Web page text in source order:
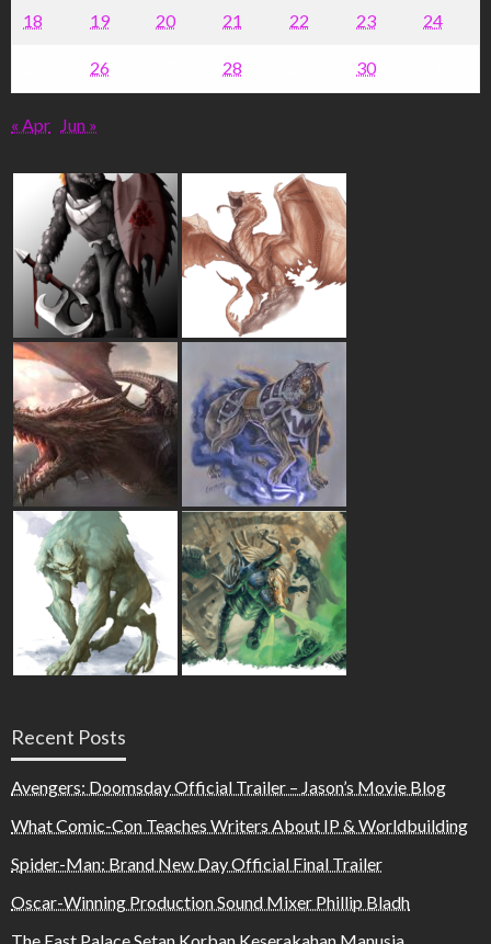
18 19 20 21 22 23 24
26 28 30
« Apr Jun »
Recent Posts
Avengers: Doomsday Official Trailer – Jason’s Movie Blog
What Comic-Con Teaches Writers About IP & Worldbuilding
Spider-Man: Brand New Day Official Final Trailer
Oscar-Winning Production Sound Mixer Phillip Bladh